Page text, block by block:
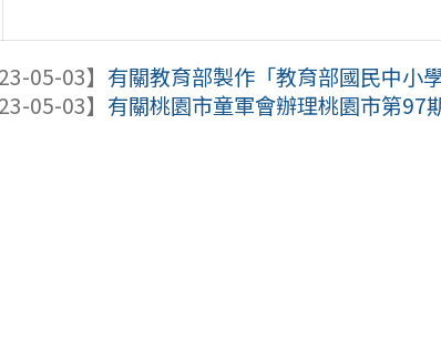
05-03】 有關教育部製作「教育部國民中小
05-03】 有關桃園市童軍會辦理桃園市第97